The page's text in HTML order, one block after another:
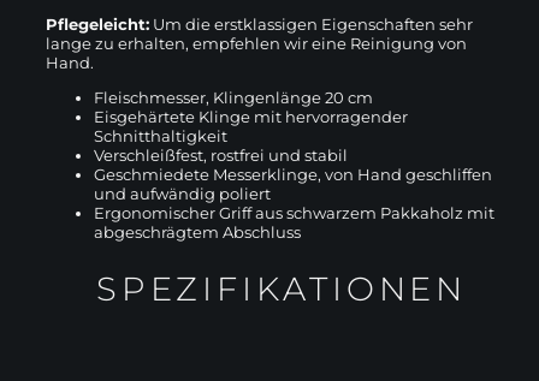
Pflegeleicht: Um die erstklassigen Eigenschaften sehr
lange zu erhalten, empfehlen wir eine Reinigung von
Hand.
Fleischmesser, Klingenlänge 20 cm
Eisgehärtete Klinge mit hervorragender
Schnitthaltigkeit
Verschleißfest, rostfrei und stabil
Geschmiedete Messerklinge, von Hand geschliffen
und aufwändig poliert
Ergonomischer Griff aus schwarzem Pakkaholz mit
abgeschrägtem Abschluss
SPEZIFIKATIONEN